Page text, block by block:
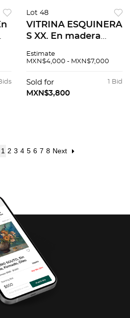
Lot 48
VITRINA ESQUINERA
S XX. En madera
con 2 puertas con
convexos,
entrepaños,
Estimate
MXN$4,000 - MXN$7,000
1 Bid
Sold for
MXN$3,800
1 2 3 4 5 6 7 8 Next